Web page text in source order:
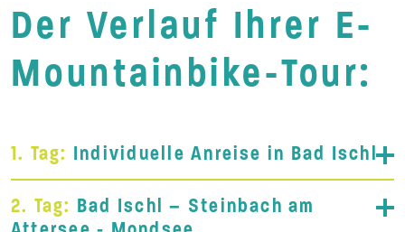
Der Verlauf Ihrer E-
Mountainbike-Tour:
1. Tag: Individuelle Anreise in Bad Ischl
2. Tag: Bad Ischl – Steinbach am